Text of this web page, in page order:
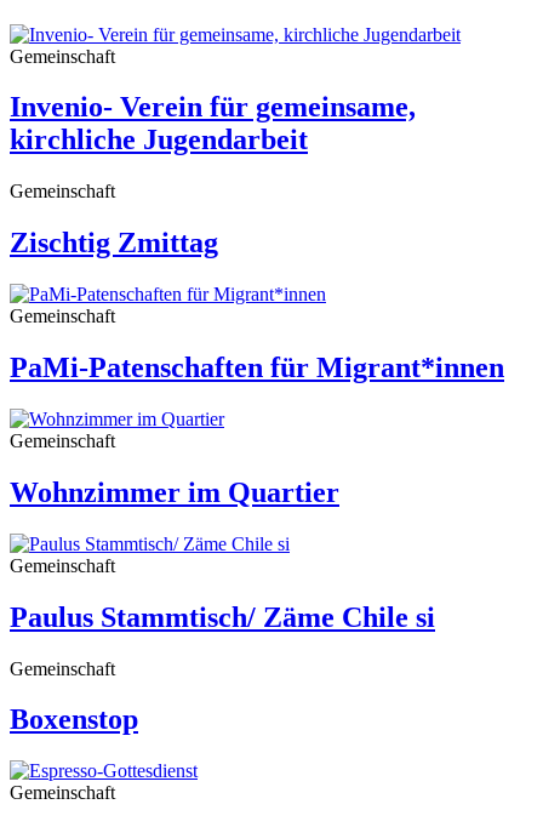
Gemeinschaft
Invenio- Verein für gemeinsame,
kirchliche Jugendarbeit
Gemeinschaft
Zischtig Zmittag
Gemeinschaft
PaMi-Patenschaften für Migrant*innen
Gemeinschaft
Wohnzimmer im Quartier
Gemeinschaft
Paulus Stammtisch/ Zäme Chile si
Gemeinschaft
Boxenstop
Gemeinschaft